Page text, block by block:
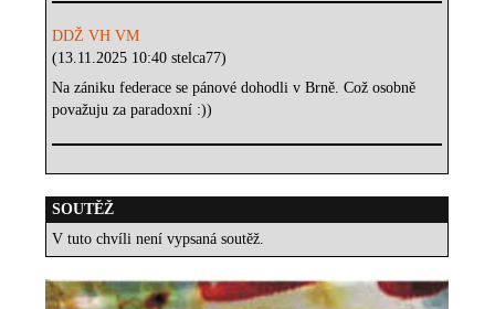
DDŽ VH VM
(13.11.2025 10:40 stelca77)
Na zániku federace se pánové dohodli v Brně. Což osobně
považuju za paradoxní :))
SOUTĚŽ
V tuto chvíli není vypsaná soutěž.